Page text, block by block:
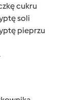
cukru
soli
pieprzu